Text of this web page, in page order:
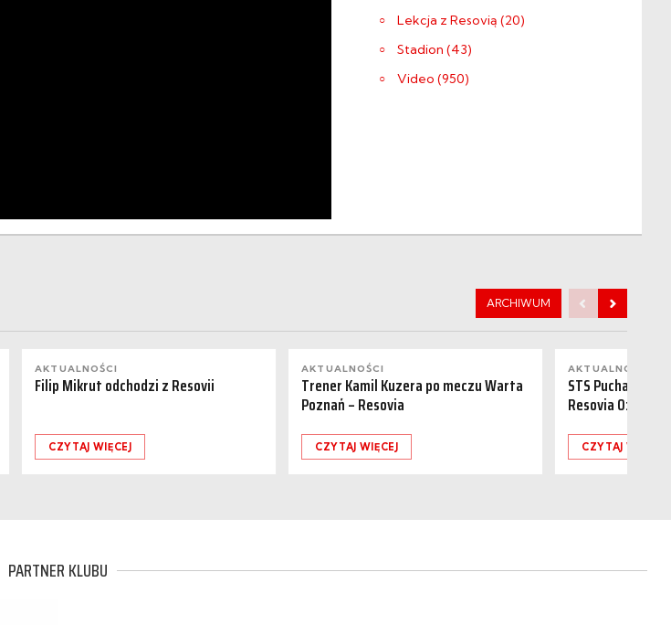
Lekcja z Resovią (20)
Stadion (43)
Video (950)
ARCHIWUM
AKTUALNOŚCI
Filip Mikrut odchodzi z Resovii
CZYTAJ WIĘCEJ
AKTUALNOŚCI
Trener Kamil Kuzera po meczu Warta
Poznań – Resovia
CZYTAJ WIĘCEJ
AKTUALNOŚCI
STS Puchar
Resovia 0:1
CZYTAJ WIĘCEJ
PARTNER KLUBU